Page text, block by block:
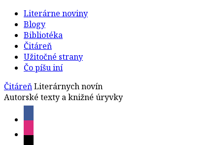
Literárne noviny
Blogy
Bibliotéka
Čitáreň
Užitočné strany
Čo píšu iní
ČitáreňLiterárnych novín
Autorské texty a knižné úryvky